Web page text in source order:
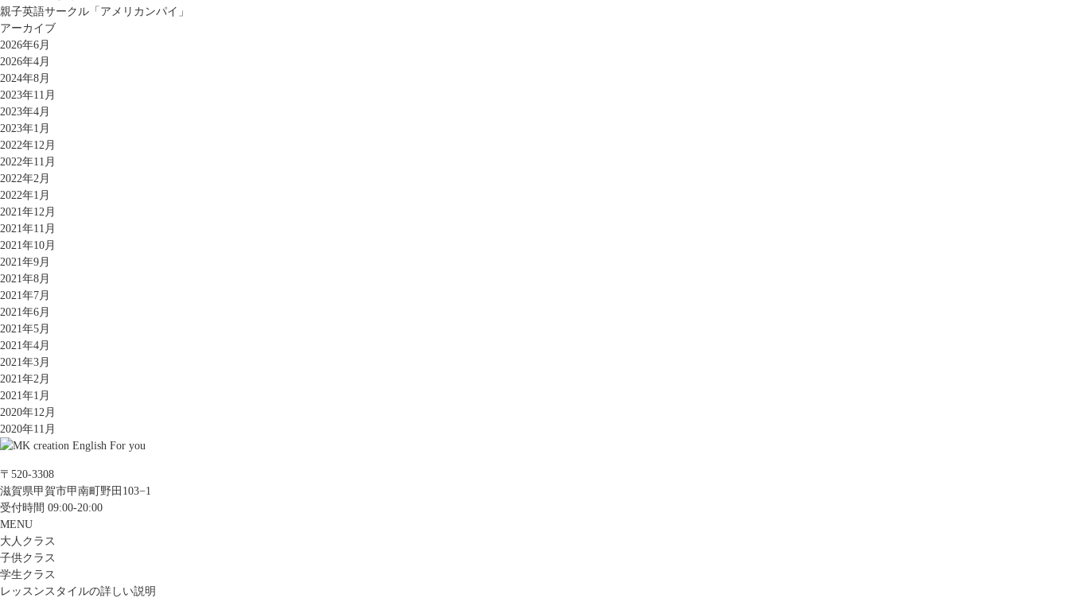
親子英語サークル「アメリカンパイ」
アーカイブ
2026年6月
2026年4月
2024年8月
2023年11月
2023年4月
2023年1月
2022年12月
2022年11月
2022年2月
2022年1月
2021年12月
2021年11月
2021年10月
2021年9月
2021年8月
2021年7月
2021年6月
2021年5月
2021年4月
2021年3月
2021年2月
2021年1月
2020年12月
2020年11月
〒520-3308
滋賀県甲賀市甲南町野田103−1
受付時間 09:00-20:00
MENU
大人クラス
子供クラス
学生クラス
レッスンスタイルの詳しい説明